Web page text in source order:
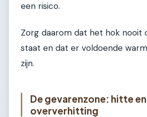
een risico.
Zorg daarom dat het hok nooit
staat en dat er voldoende
zijn.
De gevarenzone: hitte en
oververhitting